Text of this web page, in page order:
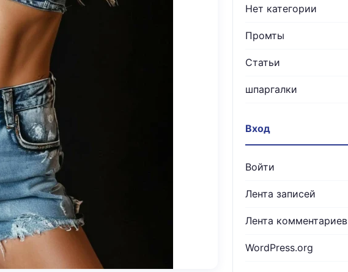
Нет категории
Промты
Статьи
шпаргалки
Вход
Войти
Лента записей
Лента комментариев
WordPress.org